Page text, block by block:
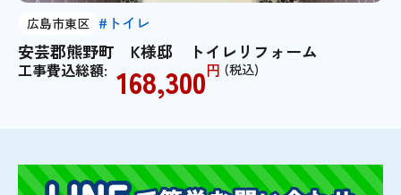
広島市東区 #トイレ
安芸郡熊野町 K様邸 トイレリフォーム
工事費込総額: 168,300円 (税込)